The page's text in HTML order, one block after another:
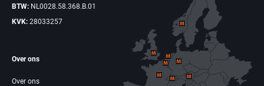
BTW: NL0028.58.368.B.01
KVK: 28033257
Over ons
Over ons